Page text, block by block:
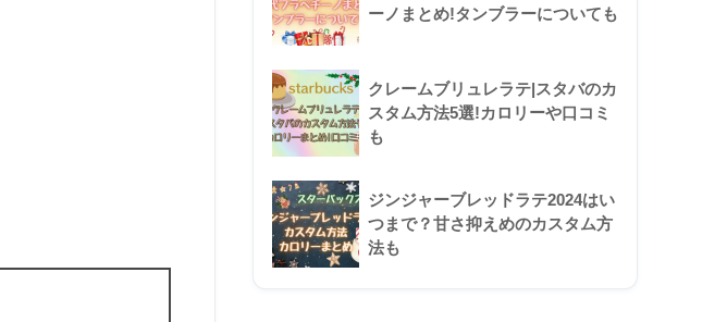
ーノまとめ!タンブラーについても
クレームブリュレラテ|スタバのカ
スタム方法5選!カロリーや口コミ
も
ジンジャーブレッドラテ2024はい
つまで？甘さ抑えめのカスタム方
法も